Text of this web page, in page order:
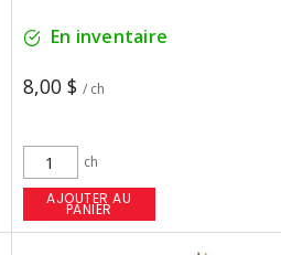
En inventaire
8,00 $ / ch
ch
AJOUTER AU
PANIER